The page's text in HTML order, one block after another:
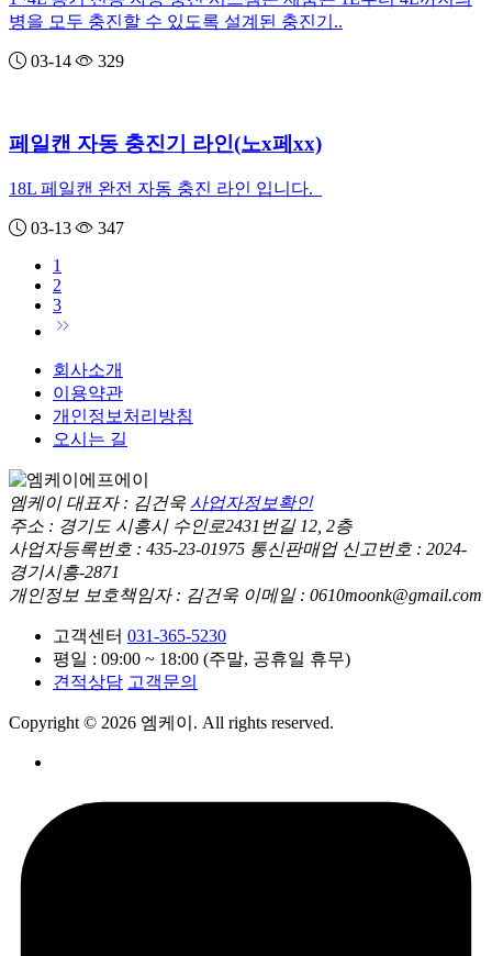
병을 모두 충진할 수 있도록 설계된 충진기..
03-14 329
페일캔 자동 충진기 라인(노x페xx)
18L 페일캔 완전 자동 충진 라인 입니다.
03-13
347
1
2
3
회사소개
이용약관
개인정보처리방침
오시는 길
엠케이 대표자 : 김건욱 사업자정보확인
주소 : 경기도 시흥시 수인로2431번길 12, 2층
사업자등록번호 : 435-23-01975 통신판매업 신고번호 : 2024-
경기시흥-2871
개인정보 보호책임자 : 김건욱 이메일 : 0610moonk@gmail.com
고객센터 031-365-5230
평일 : 09:00 ~ 18:00 (주말, 공휴일 휴무)
견적상담 고객문의
Copyright © 2026 엠케이. All rights reserved.